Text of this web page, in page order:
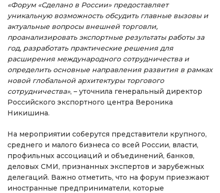
«Форум «Сделано в России» предоставляет
уникальную возможность обсудить главные вызовы и
актуальные вопросы внешней торговли,
проанализировать экспортные результаты работы за
год, разработать практические решения для
расширения международного сотрудничества и
определить основные направления развития в рамках
новой глобальной архитектуры торгового
сотрудничества», – уточнила генеральный директор
Российского экспортного центра Вероника
Никишина.
На мероприятии соберутся представители крупного,
среднего и малого бизнеса со всей России, власти,
профильных ассоциаций и объединений, банков,
деловых СМИ, признанных экспертов и зарубежных
делегаций. Важно отметить, что на форум приезжают
иностранные предприниматели, которые